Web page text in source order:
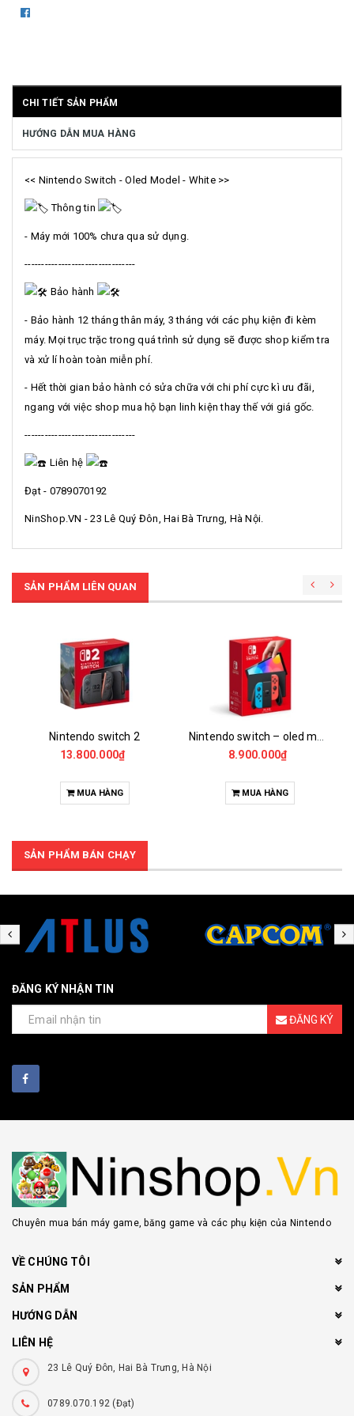
CHI TIẾT SẢN PHẨM
HƯỚNG DẪN MUA HÀNG
<< Nintendo Switch - Oled Model - White >>
Thông tin
- Máy mới 100% chưa qua sử dụng.
---------------------------------
Bảo hành
- Bảo hành 12 tháng thân máy, 3 tháng với các phụ kiện đi kèm
máy. Mọi trục trặc trong quá trình sử dụng sẽ được shop kiểm tra
và xử lí hoàn toàn miễn phí.
- Hết thời gian bảo hành có sửa chữa với chi phí cực kì ưu đãi,
ngang với việc shop mua hộ bạn linh kiện thay thế với giá gốc.
---------------------------------
Liên hệ
Đạt - 0789070192
NinShop.VN - 23 Lê Quý Đôn, Hai Bà Trưng, Hà Nội.
SẢN PHẨM LIÊN QUAN
Nintendo switch 2
13.800.000₫
MUA HÀNG
8.900.000₫
MUA HÀNG
SẢN PHẨM BÁN CHẠY
ĐĂNG KÝ NHẬN TIN
ĐĂNG KÝ
Chuyên mua bán máy game, băng game và các phụ kiện của Nintendo
VỀ CHÚNG TÔI
SẢN PHẨM
HƯỚNG DẪN
LIÊN HỆ
23 Lê Quý Đôn, Hai Bà Trưng, Hà Nội
0789.070.192 (Đạt)